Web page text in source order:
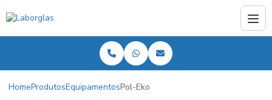
HomeProdutosEquipamentosPol-Eko